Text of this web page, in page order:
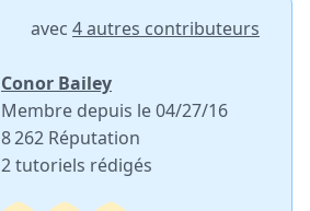
avec 4 autres contributeurs
Conor Bailey
Membre depuis le 04/27/16
8 262 Réputation
2 tutoriels rédigés